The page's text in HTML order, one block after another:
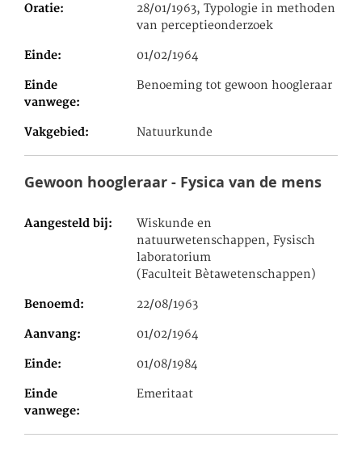
Oratie
28/01/1963, Typologie in methoden
van perceptieonderzoek
Einde 01/02/1964
Einde
vanwege
Benoeming tot gewoon hoogleraar
Vakgebied Natuurkunde
Gewoon hoogleraar - Fysica van de mens
Aangesteld bij
Wiskunde en
natuurwetenschappen, Fysisch
laboratorium
(Faculteit Bètawetenschappen)
Benoemd 22/08/1963
Aanvang 01/02/1964
Einde 01/08/1984
Einde
vanwege
Emeritaat